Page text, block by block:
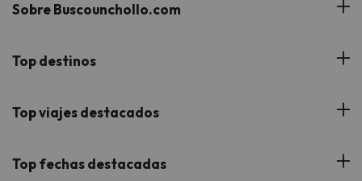
Sobre Buscounchollo.com
¿Quiénes somos?
Buscounchollo en los medios
Top destinos
Hoteles Andalucía
Hoteles Cataluña
Top viajes destacados
Viajes con Niños
Top fechas destacadas